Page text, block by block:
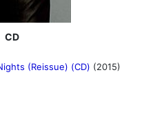
CD
(Reissue) (CD) (2015)